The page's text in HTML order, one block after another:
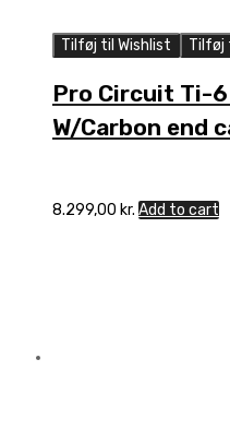
Tilføj til Wishlist Tilføj
Pro Circuit Ti-6
W/Carbon end
8.299,00 kr. Add to cart